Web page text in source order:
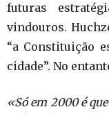
futuras
vindouros.
“a Constituição
cidade”. No
«Só em 2000 é